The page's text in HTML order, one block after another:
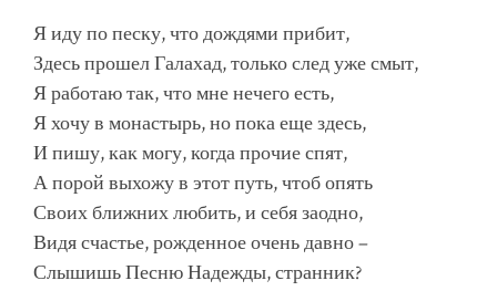
Я иду по песку, что дождями прибит,
Здесь прошел Галахад, только след уже смыт,
Я работаю так, что мне нечего есть,
Я хочу в монастырь, но пока еще здесь,
И пишу, как могу, когда прочие спят,
А порой выхожу в этот путь, чтоб опять
Своих ближних любить, и себя заодно,
Видя счастье, рожденное очень давно –
Слышишь Песню Надежды, странник?